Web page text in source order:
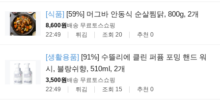
[식품] [59%] 머그바 안동식 순살찜닭, 800g, 2개
8,600원배송 무료토스쇼핑
22:49
튀김 조회 20 추천 0
[생활용품] [91%] 수뜰리에 클린 퍼퓸 포밍 핸드 워
시, 블랑쉬향, 510ml, 2개
3,500원배송 무료토스쇼핑
22:49
튀김 조회 15 추천 0